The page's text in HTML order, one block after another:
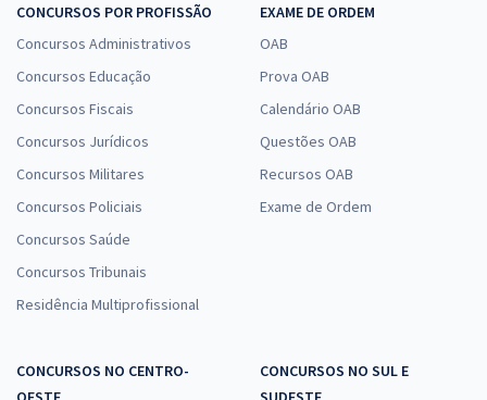
CONCURSOS POR PROFISSÃO
Concursos Administrativos
Concursos Educação
Concursos Fiscais
Concursos Jurídicos
Concursos Militares
Concursos Policiais
Concursos Saúde
Concursos Tribunais
Residência Multiprofissional
EXAME DE ORDEM
OAB
Prova OAB
Calendário OAB
Questões OAB
Recursos OAB
Exame de Ordem
CONCURSOS NO CENTRO-
CONCURSOS NO SUL E